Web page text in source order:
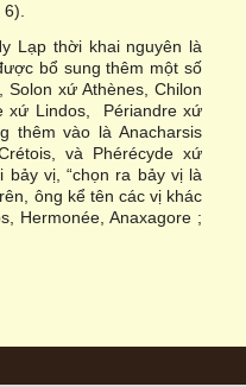
6).
Lạp thời khai nguyên là
bổ sung thêm một số
xứ Athènes, Chilon
xứ Lindos, Périandre xứ
thêm vào là Anacharsis
và Phérécyde xứ
bảy vị, “chọn ra bảy vị là
ông kể tên các vị khác
Hermonée, Anaxagore ;